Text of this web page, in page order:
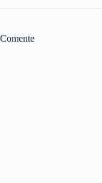
Comente